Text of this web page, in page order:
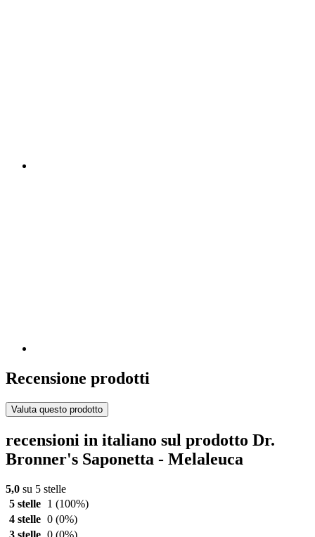
Recensione prodotti
Valuta questo prodotto
recensioni in italiano sul prodotto Dr.
Bronner's Saponetta - Melaleuca
5,0 su 5 stelle
5 stelle
1 (100%)
4 stelle 0 (0%)
3 stelle 0 (0%)